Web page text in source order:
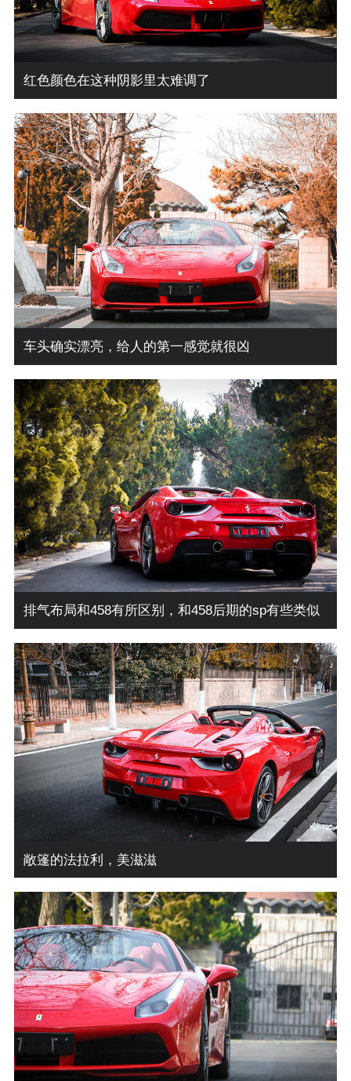
红色颜色在这种阴影里太难调了
车头确实漂亮，给人的第一感觉就很凶
排气布局和458有所区别，和458后期的sp有些类似
敞篷的法拉利，美滋滋